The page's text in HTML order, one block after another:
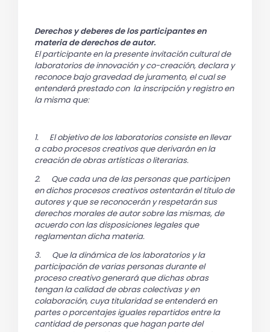
Derechos y deberes de los participantes en
materia de derechos de autor.
El participante en la presente invitación cultural de
laboratorios de innovación y co-creación, declara y
reconoce bajo gravedad de juramento, el cual se
entenderá prestado con la inscripción y registro en
la misma que:
1. El objetivo de los laboratorios consiste en llevar
a cabo procesos creativos que derivarán en la
creación de obras artísticas o literarias.
2. Que cada una de las personas que participen
en dichos procesos creativos ostentarán el título de
autores y que se reconocerán y respetarán sus
derechos morales de autor sobre las mismas, de
acuerdo con las disposiciones legales que
reglamentan dicha materia.
3. Que la dinámica de los laboratorios y la
participación de varias personas durante el
proceso creativo generará que dichas obras
tengan la calidad de obras colectivas y en
colaboración, cuya titularidad se entenderá en
partes o porcentajes iguales repartidos entre la
cantidad de personas que hagan parte del